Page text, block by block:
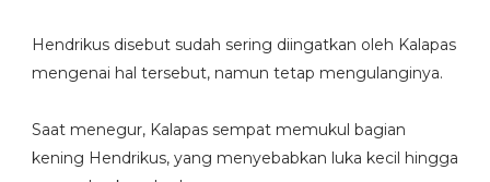
Hendrikus disebut sudah sering diingatkan oleh Kalapas
mengenai hal tersebut, namun tetap mengulanginya.
Saat menegur, Kalapas sempat memukul bagian
kening Hendrikus, yang menyebabkan luka kecil hingga